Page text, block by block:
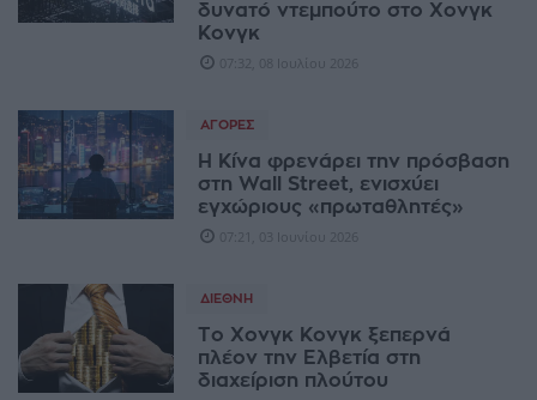
δυνατό ντεμπούτο στο Χονγκ
Κονγκ
07:32, 08 Ιουλίου 2026
ΑΓΟΡΈΣ
Η Κίνα φρενάρει την πρόσβαση
στη Wall Street, ενισχύει
εγχώριους «πρωταθλητές»
07:21, 03 Ιουνίου 2026
ΔΙΕΘΝΉ
Το Χονγκ Κονγκ ξεπερνά
πλέον την Ελβετία στη
διαχείριση πλούτου